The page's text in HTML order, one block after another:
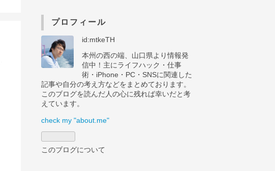
プロフィール
id:mtkeTH
本州の西の端、山口県より情報発
信中！主にライフハック・仕事
術・iPhone・PC・SNSに関連した
記事や自分の考え方などをまとめております。
このブログを読んだ人の心に残れば幸いだと考
えています。
check my "about.me"
このブログについて